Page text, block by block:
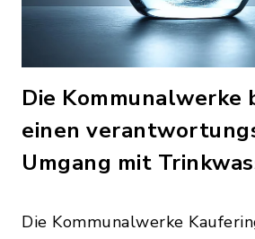
Die Kommunalwerke
einen
Umgang mit
Die Kommunalwerke